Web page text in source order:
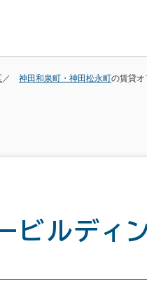
神田和泉町・神田松永町の賃貸
ビルディ